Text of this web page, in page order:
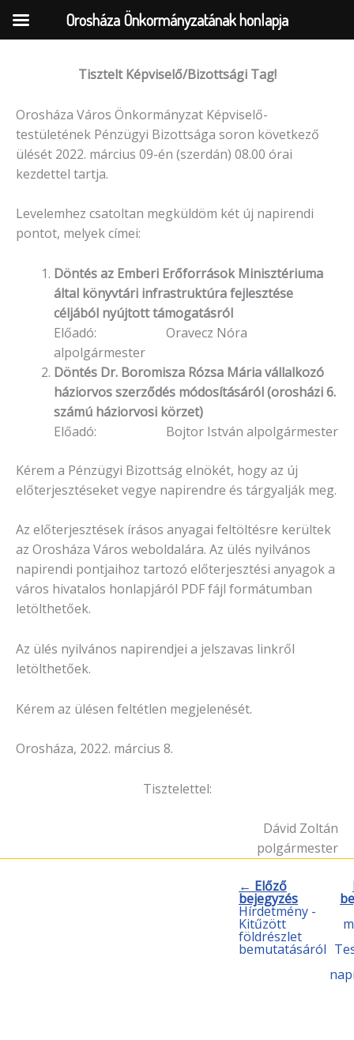
content
Tisztelt Képviselő/Bizottsági Tag!
Orosháza Város Önkormányzat Képviselő-
testületének Pénzügyi Bizottsága soron következő
ülését 2022. március 09-én (szerdán) 08.00 órai
kezdettel tartja.
Levelemhez csatoltan megküldöm két új napirendi
pontot, melyek címei:
Döntés az Emberi Erőforrások Minisztériuma
által könyvtári infrastruktúra fejlesztése
céljából nyújtott támogatásról
Előadó: Oravecz Nóra
alpolgármester
Döntés Dr. Boromisza Rózsa Mária vállalkozó
háziorvos szerződés módosításáról (orosházi 6.
számú háziorvosi körzet)
Előadó: Bojtor István alpolgármester
Kérem a Pénzügyi Bizottság elnökét, hogy az új
előterjesztéseket vegye napirendre és tárgyalják meg.
Az előterjesztések írásos anyagai feltöltésre kerültek
az Orosháza Város weboldalára. Az ülés nyilvános
napirendi pontjaihoz tartozó előterjesztési anyagok a
város hivatalos honlapjáról PDF fájl formátumban
letölthetőek.
Az ülés nyilvános napirendjei a jelszavas linkről
letölthetőek.
Kérem az ülésen feltétlen megjelenését.
Orosháza, 2022. március 8.
Tisztelettel:
Dávid Zoltán
polgármester
← Előző
bejegyzés
Hírdetmény -
Kitűzött
földrészlet
bemutatásáról
Orosháza Önkormányzatának honlapja